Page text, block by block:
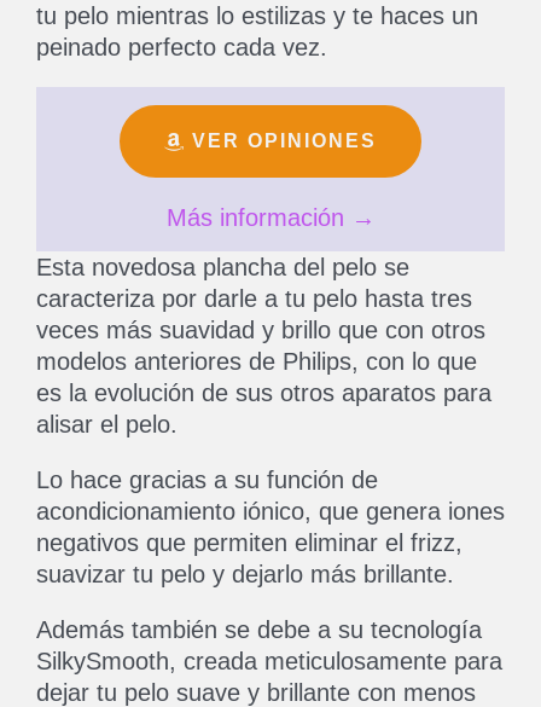
tu pelo mientras lo estilizas y te haces un
peinado perfecto cada vez.
VER OPINIONES
Más información →
Esta novedosa plancha del pelo se
caracteriza por darle a tu pelo hasta tres
veces más suavidad y brillo que con otros
modelos anteriores de Philips, con lo que
es la evolución de sus otros aparatos para
alisar el pelo.
Lo hace gracias a su función de
acondicionamiento iónico, que genera iones
negativos que permiten eliminar el frizz,
suavizar tu pelo y dejarlo más brillante.
Además también se debe a su tecnología
SilkySmooth, creada meticulosamente para
dejar tu pelo suave y brillante con menos